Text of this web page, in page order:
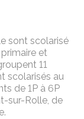
sont scolarisé
et
11
scolarisés au
de 1P à 6P
sur-Rolle, de